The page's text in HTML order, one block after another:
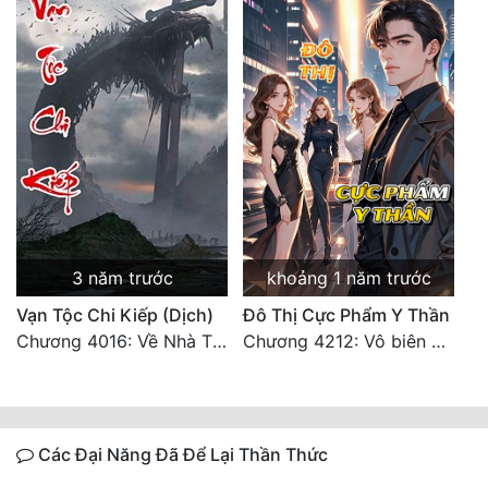
3 năm trước
Vạn Tộc Chi Kiếp (Dịch)
Chương 4016: Về Nhà Thôi... (Đại Kết Cục)
khoảng 1 năm trước
Đô Thị Cực Phẩm Y Thần
Chương 4212: Vô biên hắc ám
Các Đại Năng Đã Để Lại Thần Thức